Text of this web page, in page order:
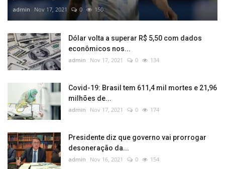
admin Nov 17, 2021 0 150
Dólar volta a superar R$ 5,50 com dados
econômicos nos...
admin Nov 17, 2021 0 134
Covid-19: Brasil tem 611,4 mil mortes e 21,96
milhões de...
admin Nov 17, 2021 0 174
Presidente diz que governo vai prorrogar
desoneração da...
admin Nov 16, 2021 0 154